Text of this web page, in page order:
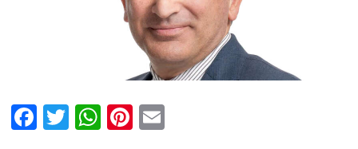
Facebook
TwitterWhatsApp
Pinterest